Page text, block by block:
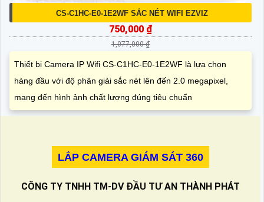
CS-C1HC-E0-1E2WF SẮC NÉT WIFI EZVIZ
750,000 ₫
1,077,000 ₫
Thiết bị Camera IP Wifi CS-C1HC-E0-1E2WF là lựa chọn
hàng đầu với độ phân giải sắc nét lên đến 2.0 megapixel,
mang đến hình ảnh chất lượng đúng tiêu chuẩn
LẮP CAMERA GIÁM SÁT 360
CÔNG TY TNHH TM-DV ĐẦU TƯ AN THÀNH PHÁT